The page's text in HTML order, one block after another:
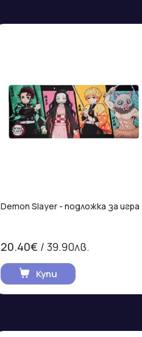
Demon Slayer - подложка за игра
20.40€ / 39.90лв.
Купи